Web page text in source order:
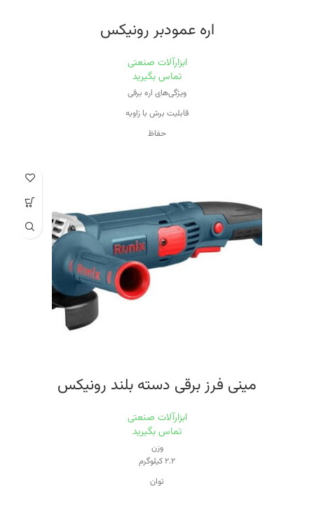
اره عمودبر رونیکس
ابزارآلات صنعتی
تماس بگیرید
ویژگی‌های اره برقی
قابلیت برش با زاویه
حفاظ
منبع تغذیه
برق
ویژگی سرعت دستگاه
قابلیت کنترل سرعت
ظرفیت برش در چوب
مینی فرز برقی دسته بلند رونیکس
ابزارآلات صنعتی
تماس بگیرید
وزن
۲.۲ کیلوگرم
توان